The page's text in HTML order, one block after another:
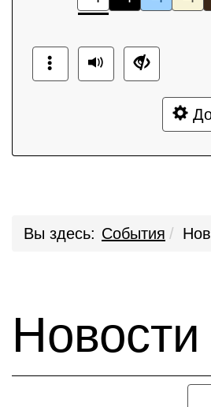
Вы здесь: События
Новости